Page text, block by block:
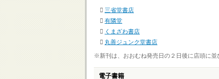
三省堂書店
有隣堂
くまざわ書店
丸善ジュンク堂書店
※新刊は、おおむね発売日の２日後に店頭に並
電子書籍